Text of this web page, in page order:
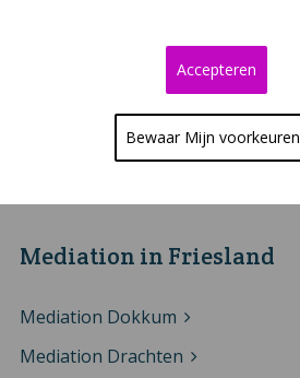
Bewaar Mijn voorkeuren
Accepteren
Mediation Veenendaal
Mediation Woerden
Mediation Mijdrecht
Mediation in Friesland
Mediation Dokkum
Mediation Drachten